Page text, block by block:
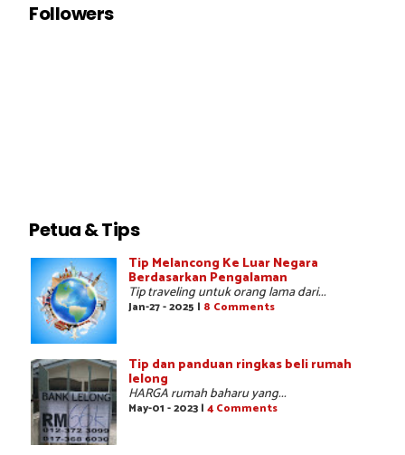
Followers
Petua & Tips
Tip Melancong Ke Luar Negara
Berdasarkan Pengalaman
Tip traveling untuk orang lama dari...
Jan-27 - 2025 | 8 Comments
Tip dan panduan ringkas beli rumah
lelong
HARGA rumah baharu yang...
May-01 - 2023 | 4 Comments